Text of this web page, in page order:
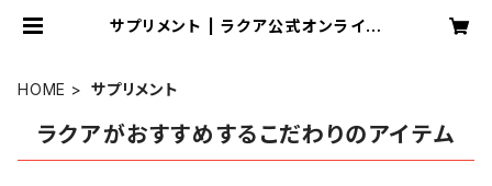
サプリメント | ラクア公式オンライン
HOME サプリメント
ラクアがおすすめするこだわりのアイテム